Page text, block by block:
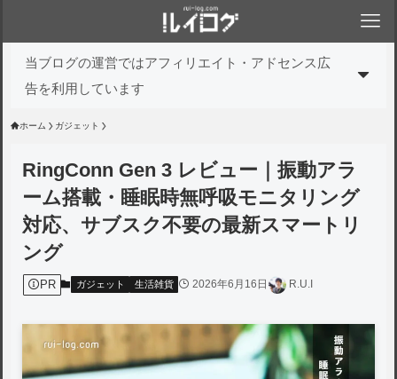
当ブログの運営ではアフィリエイト・アドセンス広
告を利用しています
ホーム ガジェット
RingConn Gen 3 レビュー｜振動アラ
ーム搭載・睡眠時無呼吸モニタリング
対応、サブスク不要の最新スマートリ
ング
PR ガジェット 生活雑貨 2026年6月16日 R.U.I